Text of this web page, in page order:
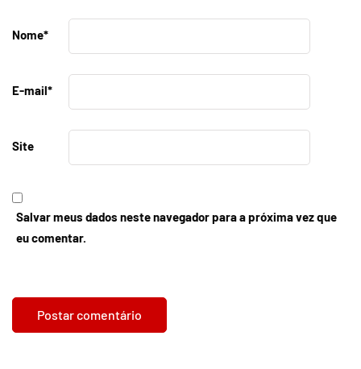
Nome*
E-mail*
Site
Salvar meus dados neste navegador para a próxima vez que
eu comentar.